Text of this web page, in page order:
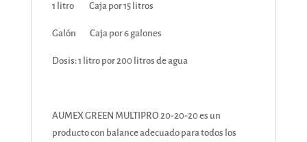
1 litro Caja por 15 litros
Galón Caja por 6 galones
Dosis: 1 litro por 200 litros de agua
AUMEX GREEN MULTIPRO 20-20-20 es un
producto con balance adecuado para todos los